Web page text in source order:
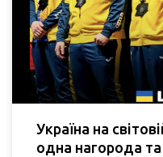
Україна на
одна нагорода